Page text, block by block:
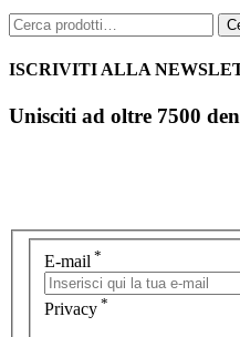
Cerca:
ISCRIVITI ALLA
Unisciti ad oltre 7500
E-mail *
Privacy *